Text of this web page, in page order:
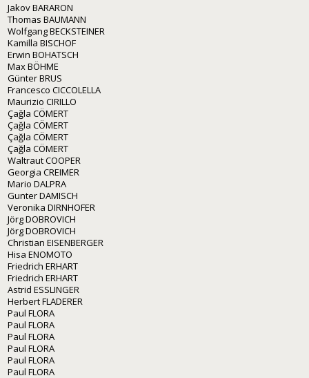
Jakov BARARON
Thomas BAUMANN
Wolfgang BECKSTEINER
Kamilla BISCHOF
Erwin BOHATSCH
Max BÖHME
Günter BRUS
Francesco CICCOLELLA
Maurizio CIRILLO
Çağla CÖMERT
Çağla CÖMERT
Çağla CÖMERT
Çağla CÖMERT
Waltraut COOPER
Georgia CREIMER
Mario DALPRA
Gunter DAMISCH
Veronika DIRNHOFER
Jörg DOBROVICH
Jörg DOBROVICH
Christian EISENBERGER
Hisa ENOMOTO
Friedrich ERHART
Friedrich ERHART
Astrid ESSLINGER
Herbert FLADERER
Paul FLORA
Paul FLORA
Paul FLORA
Paul FLORA
Paul FLORA
Paul FLORA